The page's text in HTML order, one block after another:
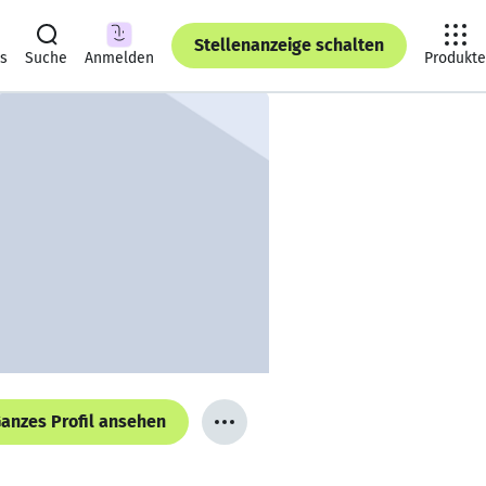
Suche Anmelden
Stellenanzeige schalten
Produkte
Profil ansehen